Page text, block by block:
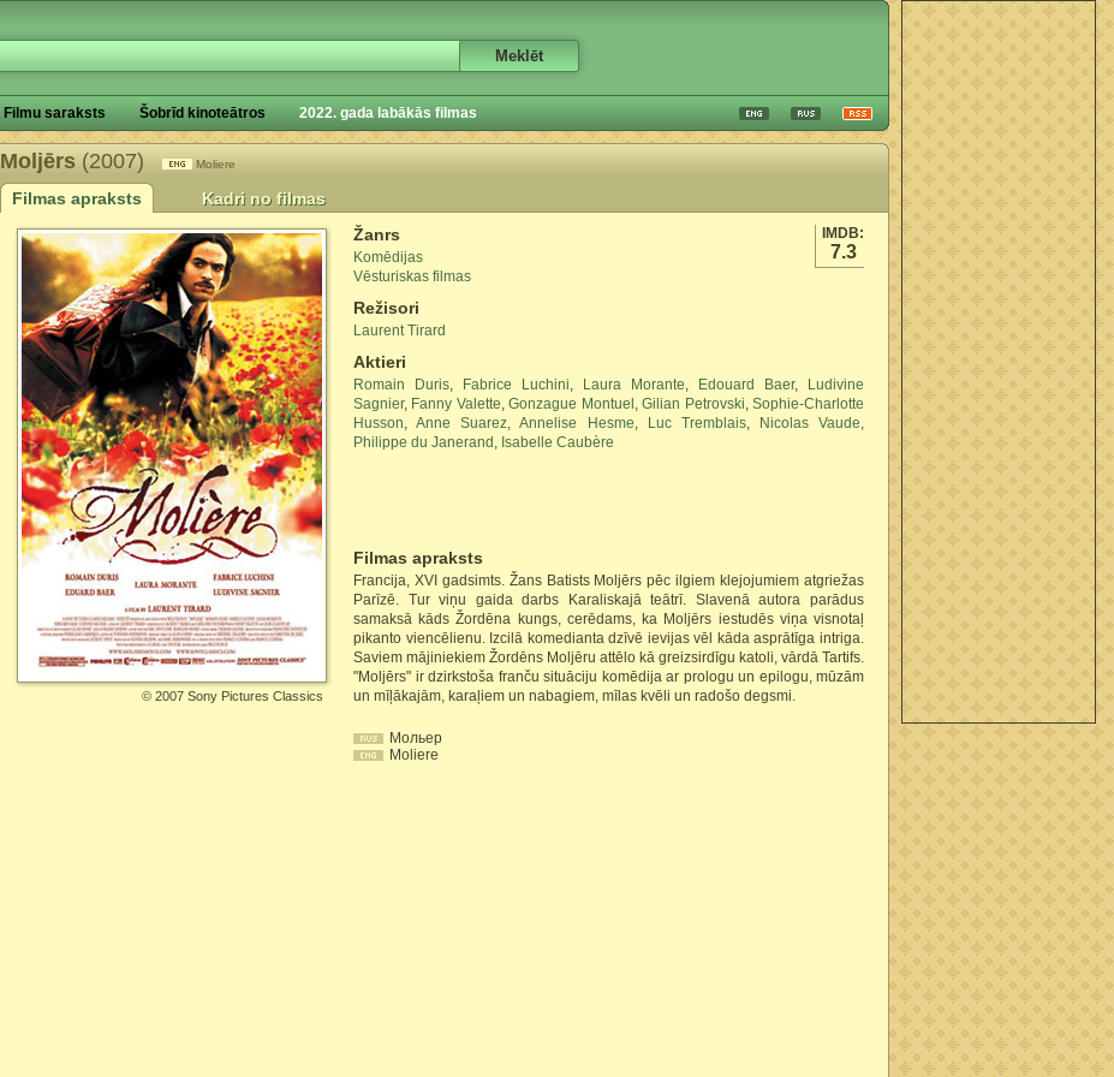
Filmu saraksts Šobrīd kinoteātros 2022. gada labākās filmas
Moljērs (2007) Moliere
Filmas apraksts Kadri no filmas
IMDB:
7.3
Žanrs
Komēdijas
Vēsturiskas filmas
Režisori
Laurent Tirard
Aktieri
Romain Duris, Fabrice Luchini, Laura Morante, Edouard Baer,
Ludivine
Sagnier, Fanny Valette,Gonzague Montuel ,Gilian Petrovski,Sophie-Charlotte
Husson,Anne Suarez,Annelise Hesme, Luc Tremblais, Nicolas Vaude,
Philippe du Janerand , Isabelle Caubère
Filmas apraksts
Francija, XVI gadsimts. Žans Batists Moljērs pēc ilgiem klejojumiem atgriežas
Parīzē. Tur viņu gaida darbs Karaliskajā teātrī. Slavenā autora parādus
samaksā kāds Žordēna kungs, cerēdams, ka Moljērs iestudēs viņa visnotaļ
pikanto viencēlienu. Izcilā komedianta dzīvē ievijas vēl kāda asprātīga intriga.
Saviem mājiniekiem Žordēns Moljēru attēlo kā greizsirdīgu katoli, vārdā Tartifs.
"Moljērs" ir dzirkstoša franču situāciju komēdija ar prologu un epilogu, mūzām
un mīļākajām, karaļiem un nabagiem, mīlas kvēli un radošo degsmi.
Мольер
Moliere
© 2007 Sony Pictures Classics